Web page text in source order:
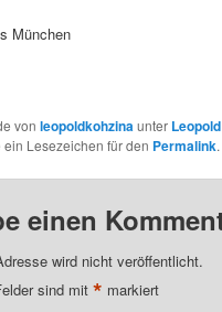
München
vonleopoldkohzinaunter
Lesezeichen für den Permalink.
einen
wird nicht veröffentlicht.
sind mit* markiert